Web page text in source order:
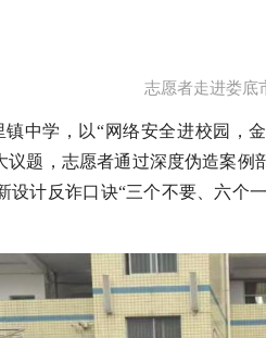
志愿者走进娄底
中学，以“网络安全进校园，
议题，志愿者通过深度伪造案
设计反诈口诀“三个不要、六个